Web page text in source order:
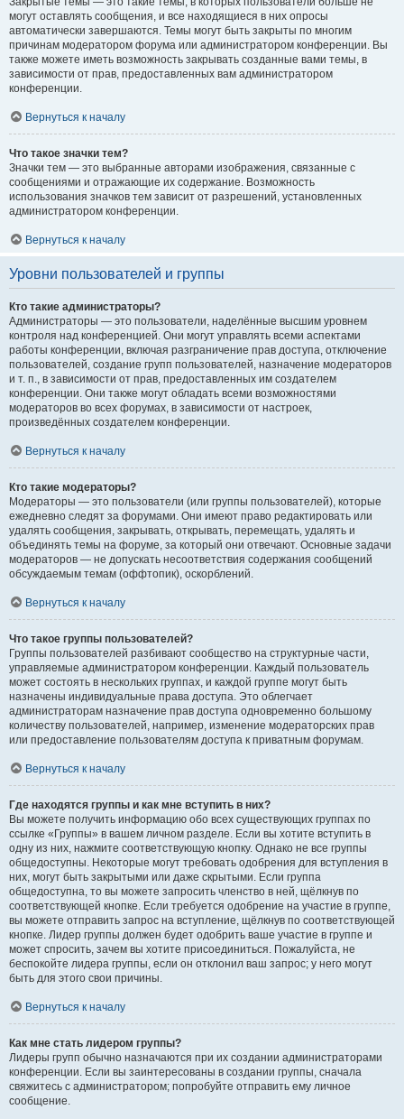
могут оставлять сообщения, и все находящиеся в них опросы
автоматически завершаются. Темы могут быть закрыты по многим
причинам модератором форума или администратором конференции. Вы
также можете иметь возможность закрывать созданные вами темы, в
зависимости от прав, предоставленных вам администратором
конференции.
Вернуться к началу
Что такое значки тем?
Значки тем — это выбранные авторами изображения, связанные с
сообщениями и отражающие их содержание. Возможность
использования значков тем зависит от разрешений, установленных
администратором конференции.
Вернуться к началу
Уровни пользователей и группы
Кто такие администраторы?
Администраторы — это пользователи, наделённые высшим уровнем
контроля над конференцией. Они могут управлять всеми аспектами
работы конференции, включая разграничение прав доступа, отключение
пользователей, создание групп пользователей, назначение модераторов
и т. п., в зависимости от прав, предоставленных им создателем
конференции. Они также могут обладать всеми возможностями
модераторов во всех форумах, в зависимости от настроек,
произведённых создателем конференции.
Вернуться к началу
Кто такие модераторы?
Модераторы — это пользователи (или группы пользователей), которые
ежедневно следят за форумами. Они имеют право редактировать или
удалять сообщения, закрывать, открывать, перемещать, удалять и
объединять темы на форуме, за который они отвечают. Основные задачи
модераторов — не допускать несоответствия содержания сообщений
обсуждаемым темам (оффтопик), оскорблений.
Вернуться к началу
Что такое группы пользователей?
Группы пользователей разбивают сообщество на структурные части,
управляемые администратором конференции. Каждый пользователь
может состоять в нескольких группах, и каждой группе могут быть
назначены индивидуальные права доступа. Это облегчает
администраторам назначение прав доступа одновременно большому
количеству пользователей, например, изменение модераторских прав
или предоставление пользователям доступа к приватным форумам.
Вернуться к началу
Где находятся группы и как мне вступить в них?
Вы можете получить информацию обо всех существующих группах по
ссылке «Группы» в вашем личном разделе. Если вы хотите вступить в
одну из них, нажмите соответствующую кнопку. Однако не все группы
общедоступны. Некоторые могут требовать одобрения для вступления в
них, могут быть закрытыми или даже скрытыми. Если группа
общедоступна, то вы можете запросить членство в ней, щёлкнув по
соответствующей кнопке. Если требуется одобрение на участие в группе,
вы можете отправить запрос на вступление, щёлкнув по соответствующей
кнопке. Лидер группы должен будет одобрить ваше участие в группе и
может спросить, зачем вы хотите присоединиться. Пожалуйста, не
беспокойте лидера группы, если он отклонил ваш запрос; у него могут
быть для этого свои причины.
Вернуться к началу
Как мне стать лидером группы?
Лидеры групп обычно назначаются при их создании администраторами
конференции. Если вы заинтересованы в создании группы, сначала
свяжитесь с администратором; попробуйте отправить ему личное
сообщение.